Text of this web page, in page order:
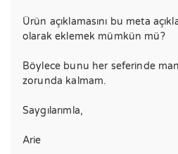
Ürün açıklamasını bu meta
olarak eklemek mümkün mü?
Böylece bunu her seferinde
zorunda kalmam.
Saygılarımla,
Arie